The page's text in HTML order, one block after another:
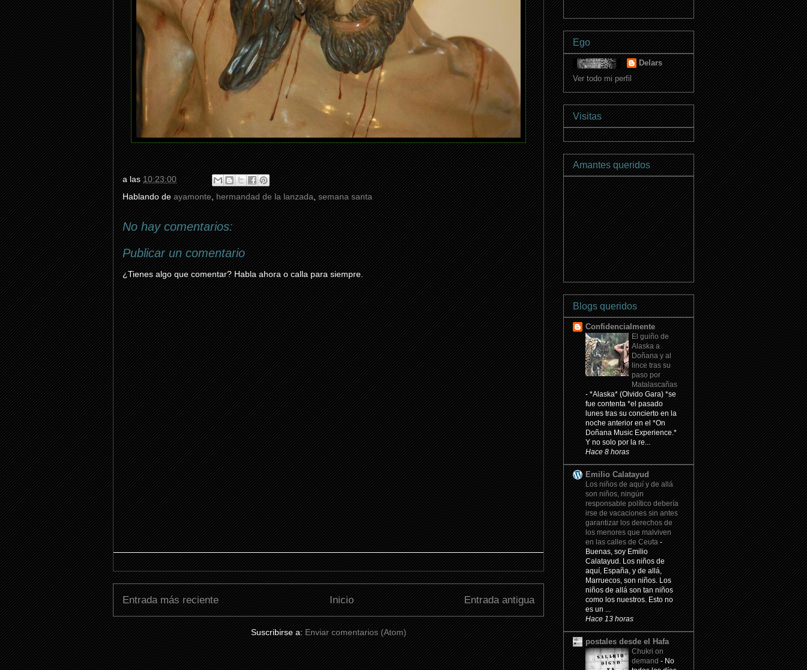
a las10:23:00
Hablando deayamonte,hermandad de la lanzada,semana santa
No hay comentarios:
Publicar un comentario
¿Tienes algo que comentar? Habla ahora o calla para siempre.
Entrada más reciente Entrada antigua
Inicio
Suscribirse a:Enviar comentarios (Atom)
Ego
Delars
Ver todo mi perfil
Visitas
Amantes queridos
Blogs queridos
Confidencialmente
El guiño de
Alaska a
Doñana y al
lince tras su
paso por
Matalascañas
-*Alaska* (Olvido Gara) *se
fue contenta *el pasado
lunes tras su concierto en la
noche anterior en el *On
Doñana Music Experience.*
Y no solo por la re...
Hace 8 horas
Emilio Calatayud
Los niños de aquí y de allá
son niños, ningún
responsable político debería
irse de vacaciones sin antes
garantizar los derechos de
los menores que malviven
en las calles de Ceuta-
Buenas, soy Emilio
Calatayud. Los niños de
aquí, España, y de allá,
Marruecos, son niños. Los
niños de allá son tan niños
como los nuestros. Esto no
es un ...
Hace 13 horas
postales desde el Hafa
Chukri on
demand-No